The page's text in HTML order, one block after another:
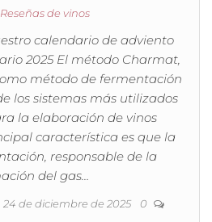
Reseñas de vinos
calendario de adviento
2025 El método Charmat,
método de fermentación
los sistemas más utilizados
la elaboración de vinos
característica es que la
responsable de la
del gas…
24 de diciembre de 2025 0